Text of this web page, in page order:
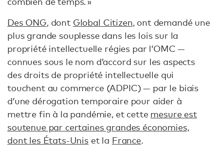
Des ONG, dont Global Citizen, ont demandé une
plus grande souplesse dans les lois sur la
propriété intellectuelle régies par l’OMC —
connues sous le nom d’accord sur les aspects
des droits de propriété intellectuelle qui
touchent au commerce (ADPIC) — par le biais
d’une dérogation temporaire pour aider à
mettre fin à la pandémie, et cette mesure est
soutenue par certaines grandes économies,
dont les États-Uniset la France.